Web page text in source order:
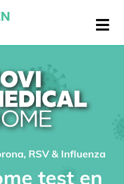
RSV & Influenza
test en